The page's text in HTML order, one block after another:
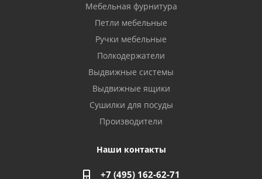
Мебельная фурнитура
Петли мебельные
Ручки мебельные
Полкодержатели
Выдвижные системы
Выдвижные ящики
Сушилки для посуды
Производители
Наши контакты
+7 (495) 162-62-71